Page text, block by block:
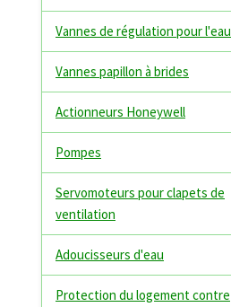
Vannes de régulation pour l'eau
Vannes papillon à brides
Actionneurs Honeywell
Pompes
Servomoteurs pour clapets de
ventilation
Adoucisseurs d'eau
Protection du logement contre